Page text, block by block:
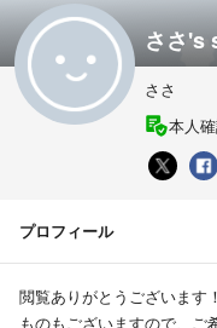
ささ's
ささ
本人
プロフィール
閲覧ありがとうございます
ものもございますので、ご